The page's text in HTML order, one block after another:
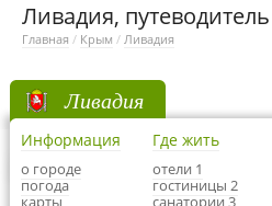
Ливадия,
Главная / Крым / Ливадия
Ливадия
Информация
о городе
погода
карты
Где жить
отели 1
гостиницы 2
санатории 3